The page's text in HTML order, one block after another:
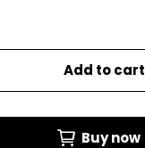
Add to cart
Buy now